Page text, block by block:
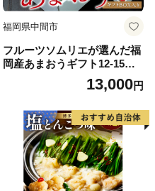
福岡県中間市
フルーツソムリエが選んだ福
岡産あまおうギフト12-15粒
13,000円